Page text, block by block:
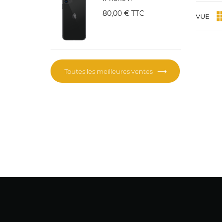
80,00 € TTC
Toutes les meilleures ventes
VUE